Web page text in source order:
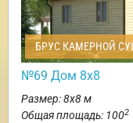
БРУС КАМЕРНОЙ
№69 Дом 8х8
Размер: 8х8 м
Общая площадь: 1002